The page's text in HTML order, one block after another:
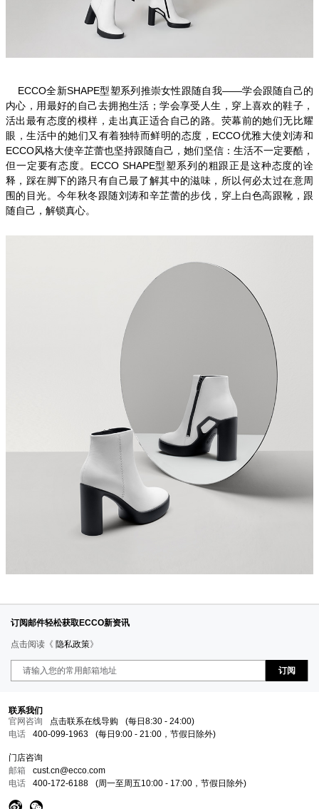
ECCO全新SHAPE型塑系列推崇女性跟随自我——学会跟随自己的
内心，用最好的自己去拥抱生活；学会享受人生，穿上喜欢的鞋子，
活出最有态度的模样，走出真正适合自己的路。荧幕前的她们无比耀
眼，生活中的她们又有着独特而鲜明的态度， ECCO优雅大使刘涛和
ECCO风格大使辛芷蕾也坚持跟随自己，她们坚信：生活不一定要酷，
但一定要有态度。 ECCO SHAPE型塑系列的粗跟正是这种态度的诠
释，踩在脚下的路只有自己最了解其中的滋味，所以何必太过在意周
围的目光。今年秋冬跟随刘涛和辛芷蕾的步伐，穿上白色高跟靴，跟
随自己，解锁真心。
订阅邮件轻松获取ECCO新资讯
点击阅读《 隐私政策》
订阅
联系我们
官网咨询
点击联系在线导购
(每日8:30 - 24:00)
电话
400-099-1963 (每日9:00 - 21:00，节假日除外)
门店咨询
邮箱
cust.cn@ecco.com
电话
400-172-6188 (周一至周五10:00 - 17:00，节假日除外)